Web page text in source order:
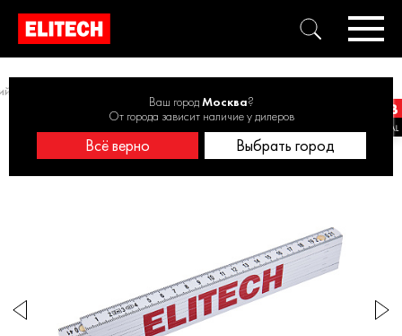
Ваш городМосква?
От города зависит наличие у дилеров
Всё верно Выбрать город